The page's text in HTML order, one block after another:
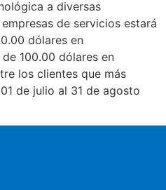
a diversas
de servicios estará
dólares en
100.00 dólares en
los clientes que más
de julio al 31 de agosto